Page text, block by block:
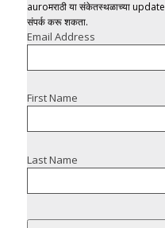
auroमराठी या संकेतस्थळाच्या
संपर्क करू शकता.
Email Address
First Name
Last Name